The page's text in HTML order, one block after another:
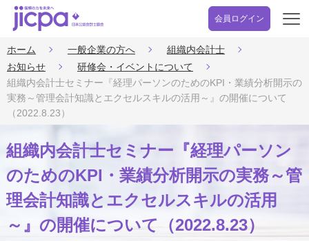
会員ログイン
開
ホーム 一般企業の方へ
組織内会計士
お知らせ
研修会・イベントについて
組織内会計士セミナー『経理パーソンのためのKPI・業績分析開示の
実務～管理会計知識とエクセルスキルの活用～』の開催について
（2022.8.23）
組織内会計士セミナー『経理パーソン
のためのKPI・業績分析開示の実務～管
理会計知識とエクセルスキルの活用
～』の開催について（2022.8.23）